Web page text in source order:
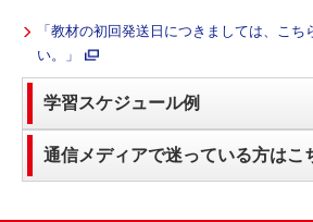
「教材の初回発送日につきましては、こち
い。」
学習スケジュール例
通信メディアで迷っている方はこ